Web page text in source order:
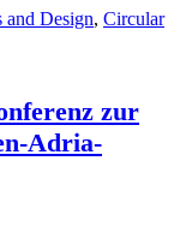
and Design, Circular
zur
Adria-